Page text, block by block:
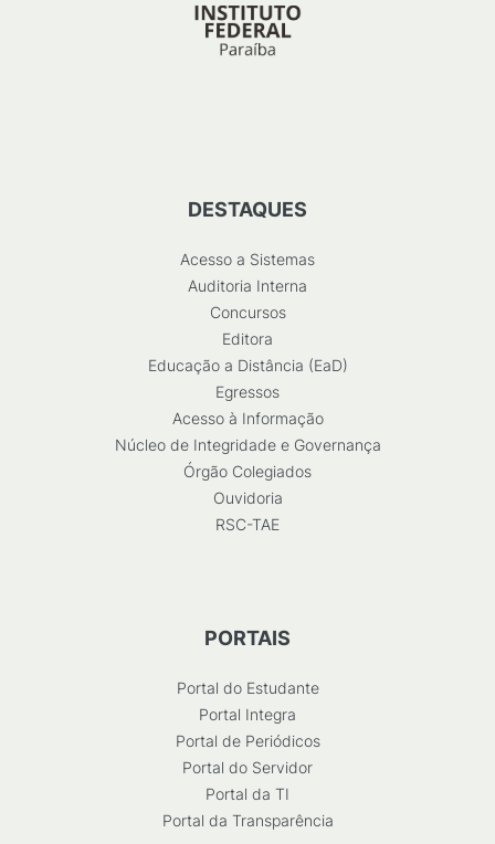
DESTAQUES
Acesso a Sistemas
Auditoria Interna
Concursos
Editora
Educação a Distância (EaD)
Egressos
Acesso à Informação
Núcleo de Integridade e Governança
Órgão Colegiados
Ouvidoria
RSC-TAE
PORTAIS
Portal do Estudante
Portal Integra
Portal de Periódicos
Portal do Servidor
Portal da TI
Portal da Transparência